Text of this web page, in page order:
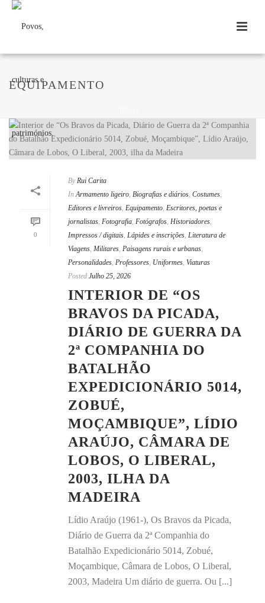
EQUIPAMENTO
0
By Rui Carita
In Armamento ligeiro, Biografias e diários, Costumes,
Editores e livreiros, Equipamento, Escritores, poetas e
jornalistas, Fotografia, Fotógrafos, Historiadores,
Impressos / digitais, Lápides e inscrições, Literatura de
Viagens, Militares, Paisagens rurais e urbanas,
Personalidades, Professores, Uniformes, Viaturas
Posted Julho 25, 2026
INTERIOR DE “OS
BRAVOS DA PICADA,
DIÁRIO DE GUERRA DA
2ª COMPANHIA DO
BATALHÃO
EXPEDICIONÁRIO 5014,
ZOBUÉ,
MOÇAMBIQUE”, LÍDIO
ARAÚJO, CÂMARA DE
LOBOS, O LIBERAL,
2003, ILHA DA
MADEIRA
Lídio Araújo (1961-), Os Bravos da Picada,
Diário de Guerra da 2ª Companhia do
Batalhão Expedicionário 5014, Zobué,
Moçambique, Câmara de Lobos, O Liberal,
2003, Madeira Um diário de guerra. Ou [...]